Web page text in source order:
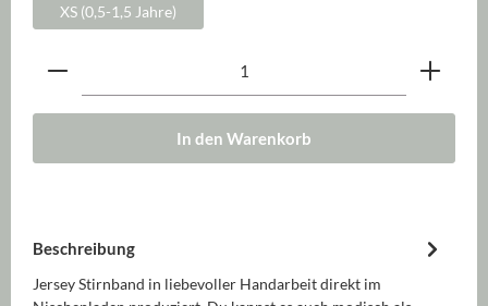
XS (0,5-1,5 Jahre)
Produkt Anzahl: Gib den gewünschten Wert ein
In den Warenkorb
Beschreibung
Jersey Stirnband in liebevoller Handarbeit direkt im